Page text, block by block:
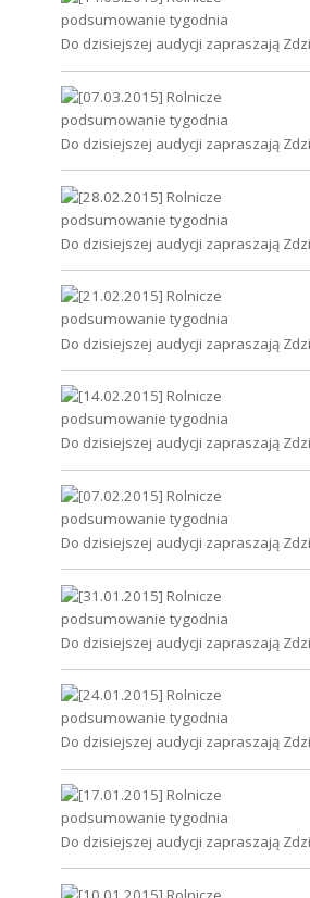
Do dzisiejszej audycji zapraszają
Do dzisiejszej audycji zapraszają
Do dzisiejszej audycji zapraszają
Do dzisiejszej audycji zapraszają
Do dzisiejszej audycji zapraszają
Do dzisiejszej audycji zapraszają
Do dzisiejszej audycji zapraszają
Do dzisiejszej audycji zapraszają
Do dzisiejszej audycji zapraszają